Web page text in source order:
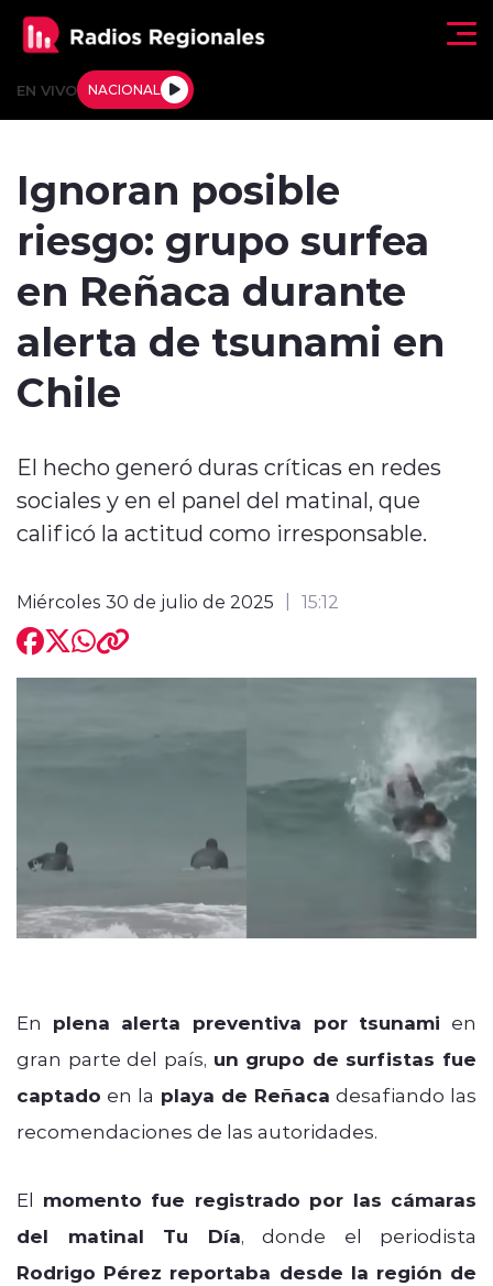
EN VIVO NACIONAL
Tendencias
Internacional
Entrevistas
Ignoran posible
riesgo: grupo surfea
en Reñaca durante
alerta de tsunami en
Chile
El hecho generó duras críticas en redes
sociales y en el panel del matinal, que
calificó la actitud como irresponsable.
Miércoles 30 de julio de 2025 15:12
En plena alerta preventiva por tsunami en
gran parte del país, un grupo de surfistas fue
captado en la playa de Reñaca desafiando las
recomendaciones de las autoridades.
El momento fue registrado por las cámaras
del matinal Tu Día, donde el periodista
Rodrigo Pérez reportaba desde la región de